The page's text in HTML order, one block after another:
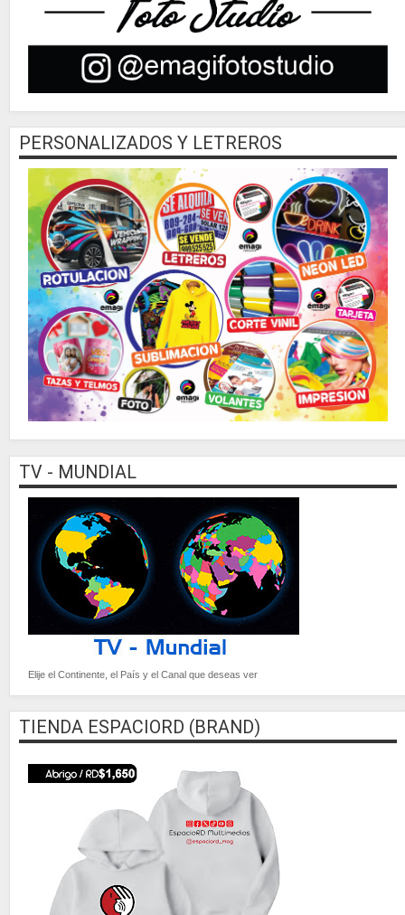
PERSONALIZADOS Y LETREROS
TV - MUNDIAL
Elije el Continente, el País y el Canal que deseas ver
TIENDA ESPACIORD (BRAND)